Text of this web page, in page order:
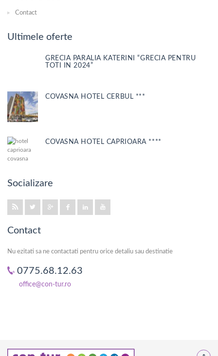
Contact
Ultimele oferte
GRECIA PARALIA KATERINI “GRECIA PENTRU
TOTI IN 2024”
COVASNA HOTEL CERBUL ***
COVASNA HOTEL CAPRIOARA ****
Socializare
Contact
Nu ezitati sa ne contactati pentru orice detaliu sau destinatie
0775.68.12.63
office@con-tur.ro